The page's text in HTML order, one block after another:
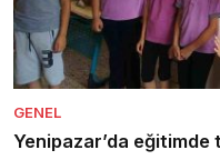
GENEL
Yenipazar’da eğitimde